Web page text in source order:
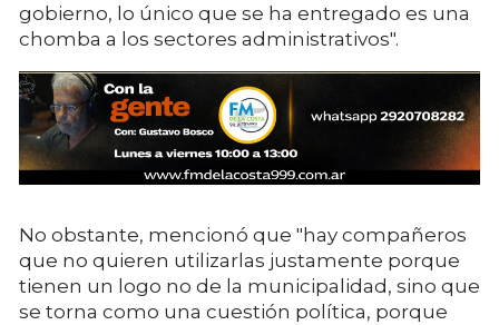
gobierno, lo único que se ha entregado es una
chomba a los sectores administrativos".
No obstante, mencionó que "hay compañeros
que no quieren utilizarlas justamente porque
tienen un logo no de la municipalidad, sino que
se torna como una cuestión política, porque